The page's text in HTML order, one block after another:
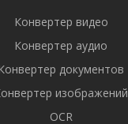
Конвертер видео
Конвертер аудио
Конвертер документов
изображений
OCR